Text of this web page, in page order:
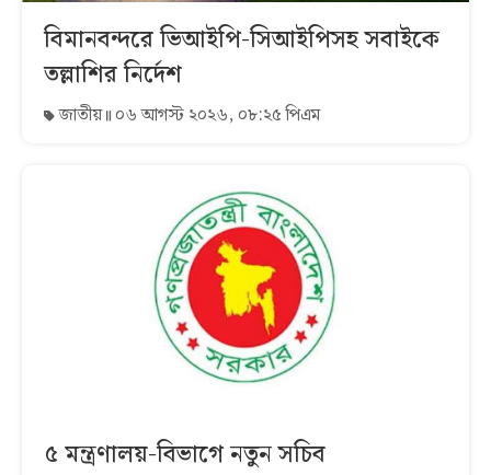
বিমানবন্দরে ভিআইপি-সিআইপিসহ সবাইকে
তল্লাশির নির্দেশ
জাতীয় ০৬ আগস্ট ২০২৬, ০৮:২৫ পিএম
৫ মন্ত্রণালয়-বিভাগে নতুন সচিব